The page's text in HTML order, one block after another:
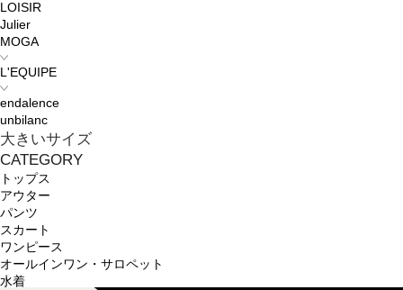
LOISIR
Julier
MOGA
L'EQUIPE
endalence
unbilanc
大きいサイズ
CATEGORY
トップス
アウター
パンツ
スカート
ワンピース
オールインワン・サロペット
水着